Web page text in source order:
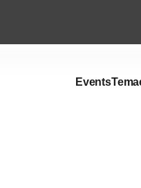
Events